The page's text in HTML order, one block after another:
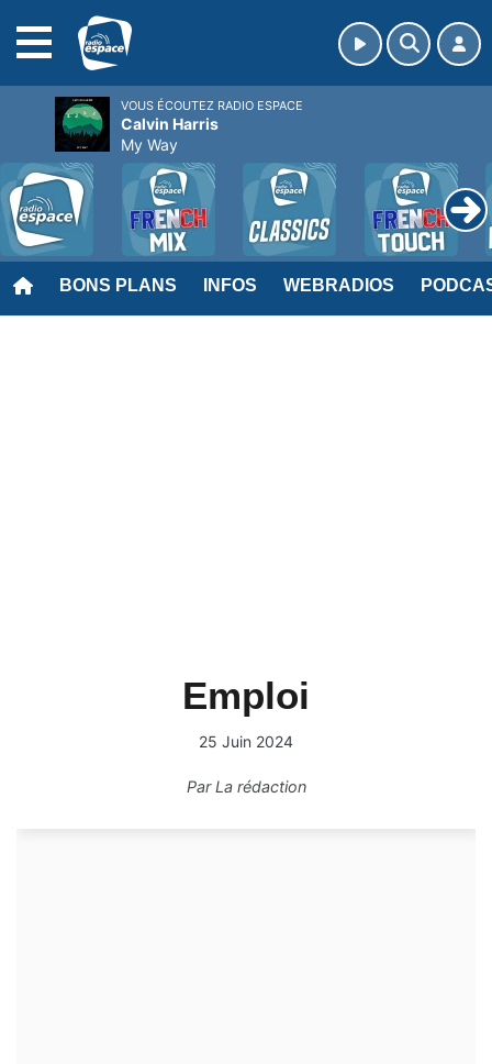
BONS PLANS INFOS WEBRADIOS
Emploi
25 Juin 2024
ParLa rédaction
VOUS ÉCOUTEZ RADIO ESPACE
Calvin Harris
My Way